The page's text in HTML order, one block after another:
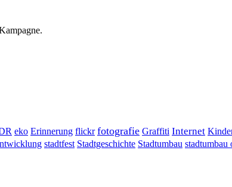
eko Erinnerung flickr fotografie Graffiti Internet
stadtfest Stadtgeschichte Stadtumbau stadtumbau